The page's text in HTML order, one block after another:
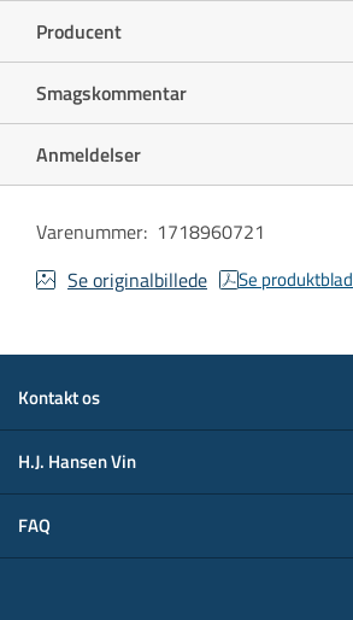
Producent
Smagskommentar
Anmeldelser
Varenummer: 1718960721
Se originalbillede
Se produktblad
Kontakt os
H.J. Hansen Vin
FAQ